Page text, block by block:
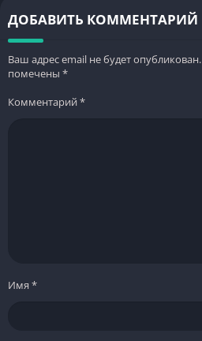
ДОБАВИТЬ КОММЕНТАРИЙ
Ваш адрес email не будет опубликован.
помечены *
Комментарий*
Имя *